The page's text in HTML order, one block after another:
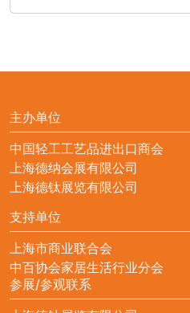
主办单位
中国轻工工艺品进出口商会
上海德纳会展有限公司
上海德钛展览有限公司
支持单位
上海市商业联合会
中百协会家居生活行业分会
参展/参观联系